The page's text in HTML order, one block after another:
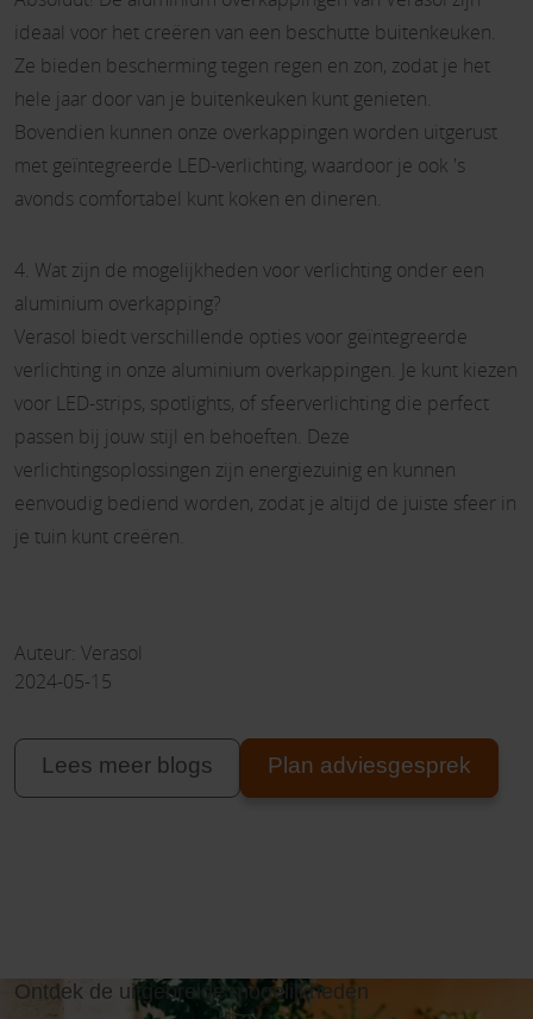
ideaal voor het creëren van een beschutte buitenkeuken.
Ze bieden bescherming tegen regen en zon, zodat je het
hele jaar door van je buitenkeuken kunt genieten.
Bovendien kunnen onze overkappingen worden uitgerust
met geïntegreerde LED-verlichting, waardoor je ook 's
avonds comfortabel kunt koken en dineren.
4. Wat zijn de mogelijkheden voor verlichting onder een
aluminium overkapping?
Verasol biedt verschillende opties voor geïntegreerde
verlichting in onze aluminium overkappingen. Je kunt kiezen
voor LED-strips, spotlights, of sfeerverlichting die perfect
passen bij jouw stijl en behoeften. Deze
verlichtingsoplossingen zijn energiezuinig en kunnen
eenvoudig bediend worden, zodat je altijd de juiste sfeer in
je tuin kunt creëren.
Auteur: Verasol
2024-05-15
Lees meer blogs Plan adviesgesprek
Ontdek de uitgebreide mogelijkheden